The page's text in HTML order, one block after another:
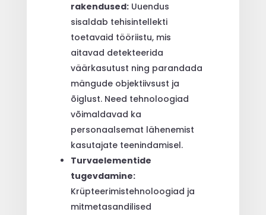
rakendused:Uuendus
sisaldab tehisintellekti
toetavaid tööriistu, mis
aitavad detekteerida
väärkasutust ning parandada
mängude objektiivsust ja
õiglust. Need tehnoloogiad
võimaldavad ka
personaalsemat lähenemist
kasutajate teenindamisel.
Turvaelementide
tugevdamine:
Krüpteerimistehnoloogiad ja
mitmetasandilised